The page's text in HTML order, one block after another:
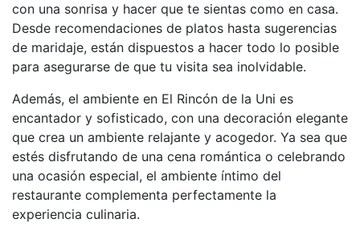
con una sonrisa y hacer que te sientas como en casa.
Desde recomendaciones de platos hasta sugerencias
de maridaje, están dispuestos a hacer todo lo posible
para asegurarse de que tu visita sea inolvidable.
Además, el ambiente en El Rincón de la Uni es
encantador y sofisticado, con una decoración elegante
que crea un ambiente relajante y acogedor. Ya sea que
estés disfrutando de una cena romántica o celebrando
una ocasión especial, el ambiente íntimo del
restaurante complementa perfectamente la
experiencia culinaria.